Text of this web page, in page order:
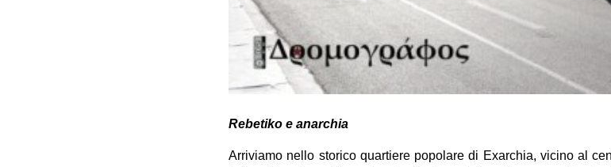
Rebetiko e anarchia
Arriviamo nello storico quartiere popolare di Exarchia, vicino al